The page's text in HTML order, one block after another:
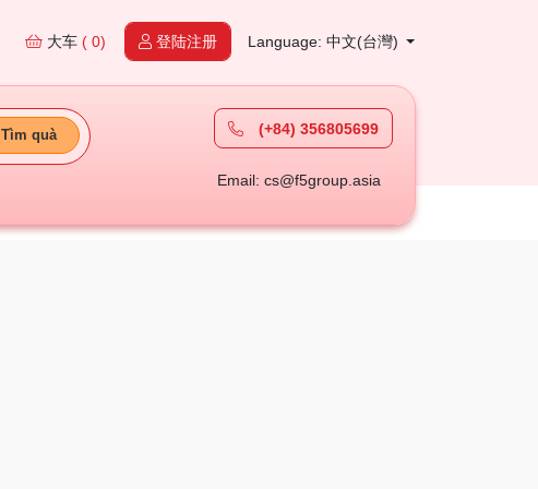
大车 ( 0) 登陆注册 Language: 中文(台灣)
Tìm quà (+84) 356805699
Email: cs@f5group.asia